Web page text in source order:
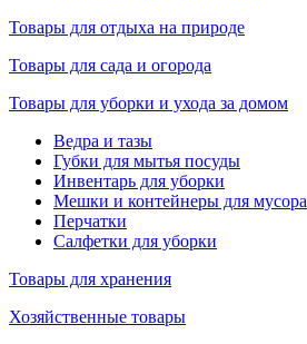
Товары для отдыха на природе
Товары для сада и огорода
Товары для уборки и ухода за домом
Ведра и тазы
Губки для мытья посуды
Инвентарь для уборки
Мешки и контейнеры для мусора
Перчатки
Салфетки для уборки
Товары для хранения
Хозяйственные товары